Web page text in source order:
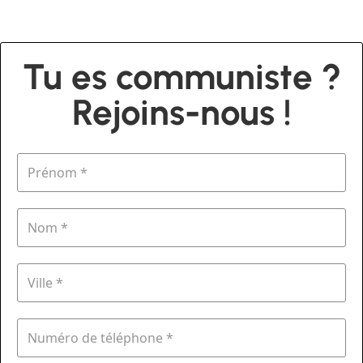
Tu es communiste ?
Rejoins-nous !